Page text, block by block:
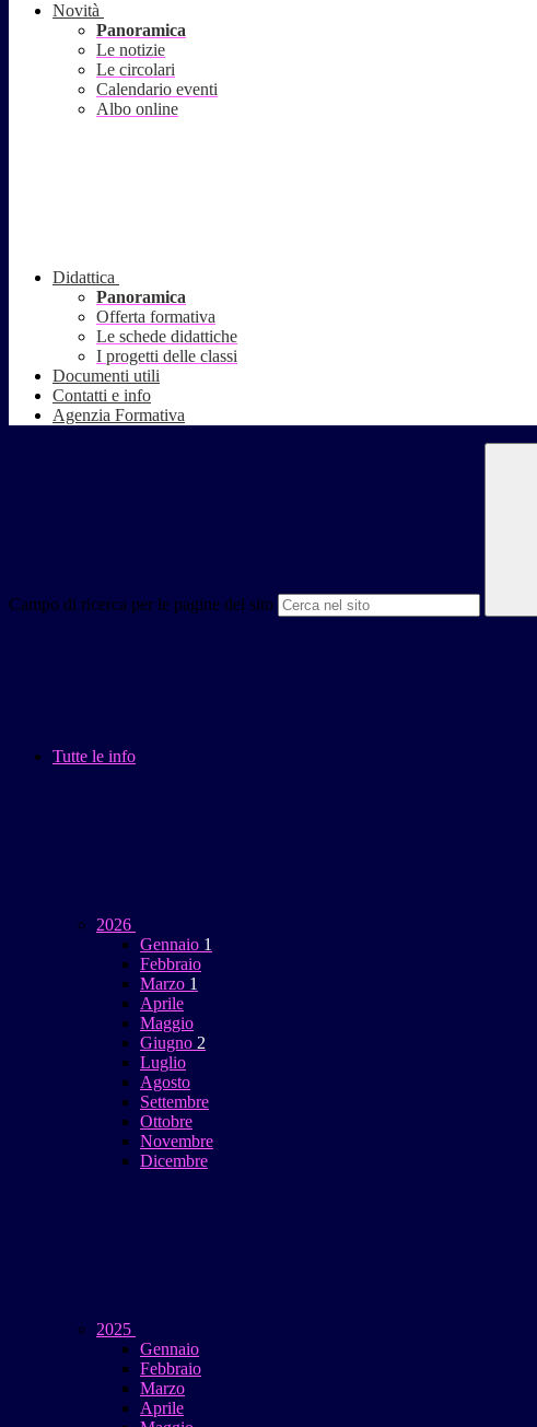
Novità
Panoramica
Le notizie
Le circolari
Calendario eventi
Albo online
Didattica
Panoramica
Offerta formativa
Le schede didattiche
I progetti delle classi
Documenti utili
Contatti e info
Agenzia Formativa
Campo di ricerca per le pagine del sito
Tutte le info
2026
Gennaio 1
Febbraio
Marzo 1
Aprile
Maggio
Giugno 2
Luglio
Agosto
Settembre
Ottobre
Novembre
Dicembre
2025
Gennaio
Febbraio
Marzo
Aprile